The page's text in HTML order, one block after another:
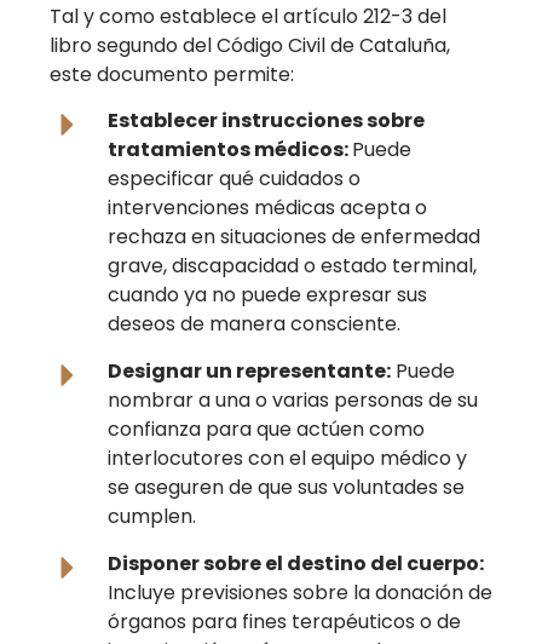
Tal y como establece el artículo 212-3 del
libro segundo del Código Civil de Cataluña,
este documento permite:
Establecer instrucciones sobre
tratamientos médicos:Puede
especificar qué cuidados o
intervenciones médicas acepta o
rechaza en situaciones de enfermedad
grave, discapacidad o estado terminal,
cuando ya no puede expresar sus
deseos de manera consciente.
Designar un representante:Puede
nombrar a una o varias personas de su
confianza para que actúen como
interlocutores con el equipo médico y
se aseguren de que sus voluntades se
cumplen.
Disponer sobre el destino del cuerpo:
Incluye previsiones sobre la donación de
órganos para fines terapéuticos o de